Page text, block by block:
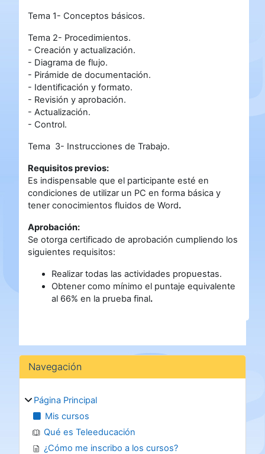
Tema 1- Conceptos básicos.
Tema 2- Procedimientos.
- Creación y actualización.
- Diagrama de flujo.
- Pirámide de documentación.
- Identificación y formato.
- Revisión y aprobación.
- Actualización.
- Control.
Tema 3- Instrucciones de Trabajo.
Requisitos previos:
Es indispensable que el participante esté en
condiciones de utilizar un PC en forma básica y
tener conocimientos fluidos de Word.
Aprobación:
Se otorga certificado de aprobación cumpliendo los
siguientes requisitos:
Realizar todas las actividades propuestas.
Obtener como mínimo el puntaje equivalente
al 66% en la prueba final.
Bloques
Salta Navegación
Navegación
Página Principal
Mis cursos
Qué es Teleeducación
¿Cómo me inscribo a los cursos?